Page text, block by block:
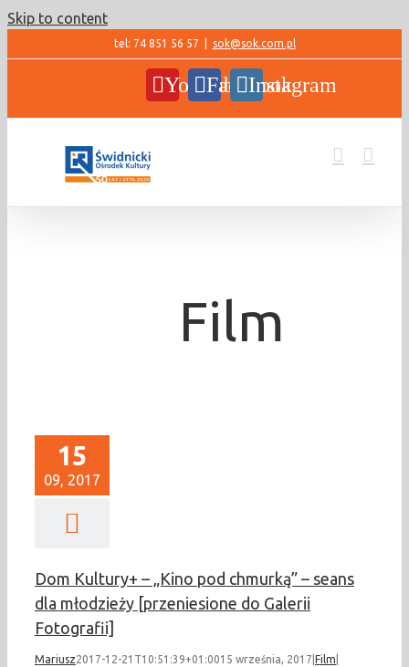
Skip to content
tel: 74 851 56 57 sok@sok.com.pl
YouTubeFacebookInstagram
Film
15
09, 2017
Dom Kultury+ – „Kino pod chmurką” – seans
dla młodzieży [przeniesione do Galerii
Fotografii]
Mariusz2017-12-21T10:51:39+01:0015 września, 2017 Film